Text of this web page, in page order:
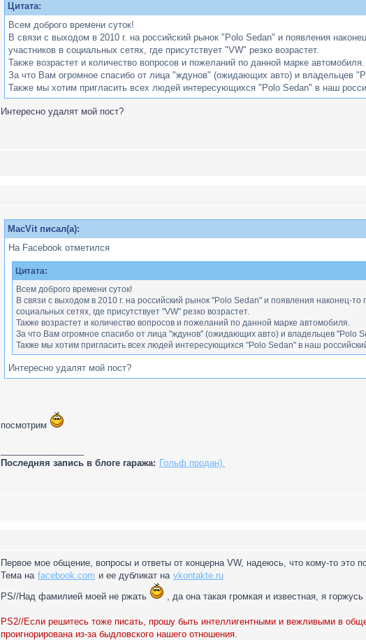
Цитата:
Всем доброго времени суток!
В связи с выходом в 2010 г. на российский рынок "Polo Sedan" и появления
участников в социальных сетях, где присутствует "VW" резко возрастет.
Также возрастет и количество вопросов и пожеланий по данной марке автомобиля.
За что Вам огромное спасибо от лица "ждунов" (ожидающих авто) и владельцев
Также мы хотим пригласить всех людей интересующихся "Polo Sedan" в наш
Интересно удалят мой пост?
MacVit писал(а):
На Facebook отметился
Цитата:
Всем доброго времени суток!
В связи с выходом в 2010 г. на российский рынок "Polo Sedan" и появления наконец-
социальных сетях, где присутствует "VW" резко возрастет.
Также возрастет и количество вопросов и пожеланий по данной марке автомобиля.
За что Вам огромное спасибо от лица "ждунов" (ожидающих авто) и владельцев "Polo
Также мы хотим пригласить всех людей интересующихся "Polo Sedan" в наш
Интересно удалят мой пост?
посмотрим
Последняя запись в блоге гаража: Гольф продан).
Первое мое общение, вопросы и ответы от концерна VW, надеюсь, что кому-то это
Тема на facebook.com и ее дубликат на vkontakte.ru
PS//Над фамилией моей не ржать
, да она такая громкая и известная, я
PS2//Если решитесь тоже писать, прошу быть интеллигентными и вежливыми в
проигнорирована из-за быдловского нашего отношения.